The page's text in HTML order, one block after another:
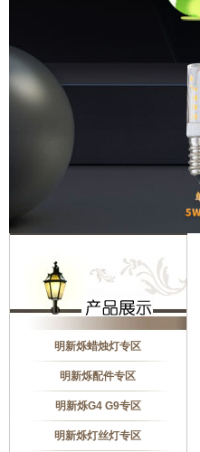
明新烁蜡烛灯专区
明新烁配件专区
明新烁G4 G9专区
明新烁灯丝灯专区